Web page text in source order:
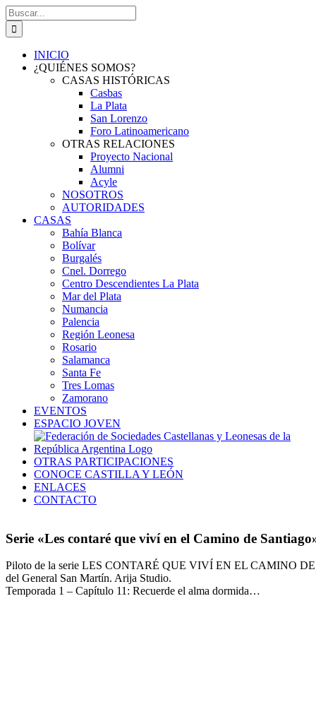
Saltar
al
contenido
Buscar:
INICIO
¿QUIÉNES SOMOS?
CASAS HISTÓRICAS
Casbas
La Plata
San Lorenzo
Foro Latinoamericano
OTRAS RELACIONES
Proyecto Nacional
Alumni
Acyle
NOSOTROS
AUTORIDADES
CASAS
Bahía Blanca
Bolívar
Burgalés
Cnel. Dorrego
Centro Descendientes La Plata
Mar del Plata
Numancia
Palencia
Región Leonesa
Rosario
Salamanca
Santa Fe
Tres Lomas
Zamorano
EVENTOS
ESPACIO JOVEN
OTRAS PARTICIPACIONES
CONOCE CASTILLA Y LEÓN
ENLACES
CONTACTO
Serie «Les contaré que viví en el Camino de
Piloto de la serie LES CONTARÉ QUE VIVÍ EN EL CAMINO
del General San Martín. Arija Studio.
Temporada 1 – Capítulo 11: Recuerde el alma dormida…